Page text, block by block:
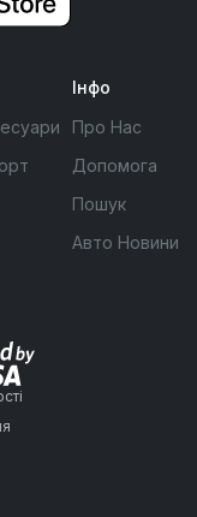
Інфо
Про Нас
Допомога
Пошук
Авто Новини